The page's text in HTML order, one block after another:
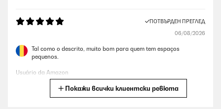
ПОТВЪРДЕН ПРЕГЛЕД
06/08/2026
Tal como o descrito, muito bom para quem tem espaços
pequenos.
Usuário da Amazon
Покажи всички клиентски ревюта